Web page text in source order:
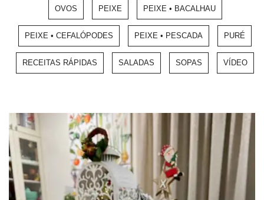
OVOS PEIXE PEIXE • BACALHAU
PEIXE • CEFALÓPODES PEIXE • PESCADA PURÉ
RECEITAS RÁPIDAS SALADAS SOPAS VÍDEO